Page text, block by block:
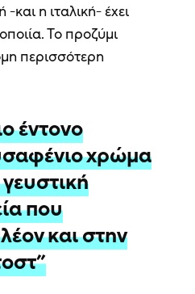
η ιταλική- έχει
Το προζύμι
περισσότερη
έντονο
χρώμα
που
και στην